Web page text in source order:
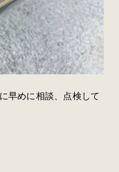
早めに相談、点検して